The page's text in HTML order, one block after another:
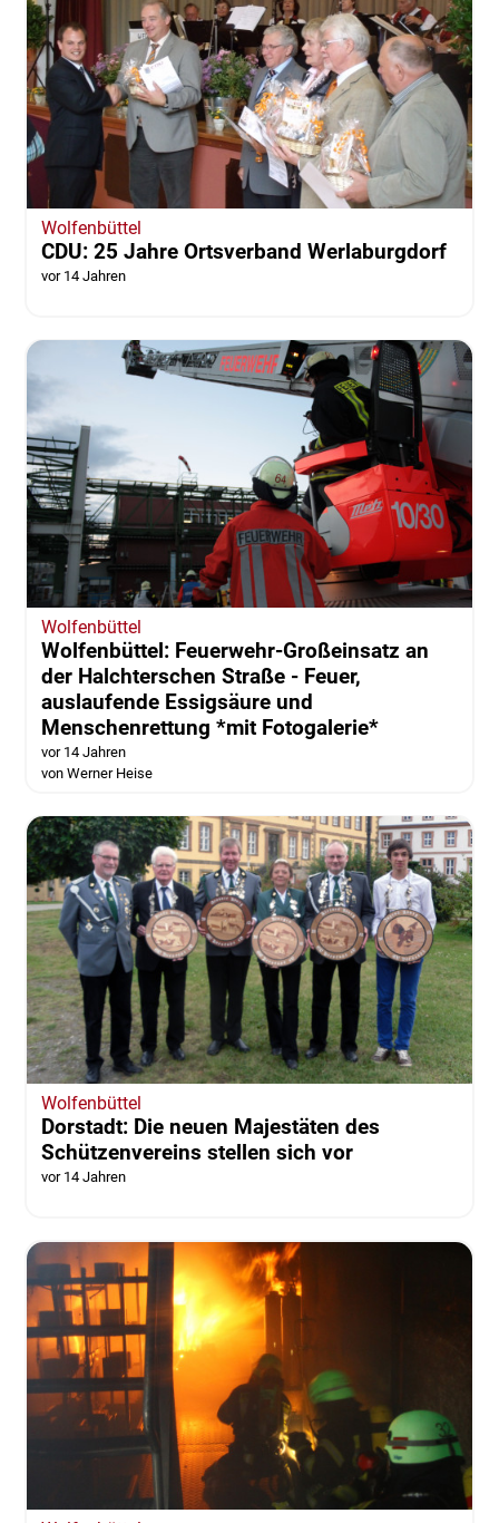
Wolfenbüttel
CDU: 25 Jahre Ortsverband Werlaburgdorf
vor 14 Jahren
Wolfenbüttel
Wolfenbüttel: Feuerwehr-Großeinsatz an
der Halchterschen Straße - Feuer,
auslaufende Essigsäure und
Menschenrettung *mit Fotogalerie*
vor 14 Jahren
von Werner Heise
Wolfenbüttel
Dorstadt: Die neuen Majestäten des
Schützenvereins stellen sich vor
vor 14 Jahren